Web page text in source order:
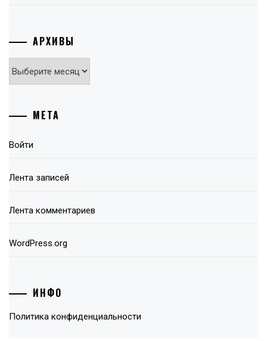
АРХИВЫ
Архивы
МЕТА
Войти
Лента записей
Лента комментариев
WordPress.org
ИНФО
Политика конфиденциальности